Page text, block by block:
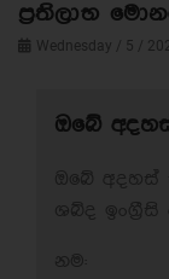
ප්‍රතිලාභ
Wednesday / 5 /
ඔබේ